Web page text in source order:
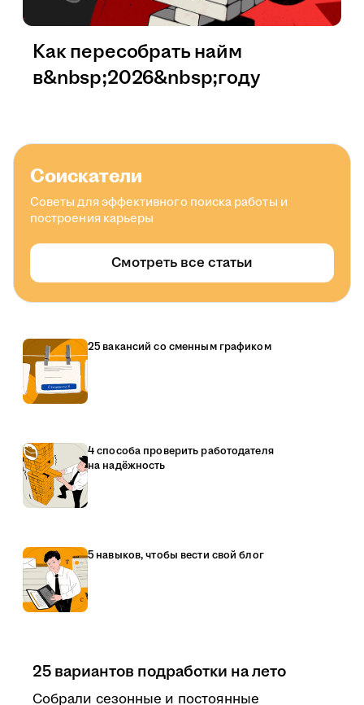
Как пересобрать найм
в&nbsp;2026&nbsp;году
Соискатели
Советы для эффективного поиска работы и
построения карьеры
Смотреть все статьи
25 вакансий со сменным графиком
4 способа проверить работодателя
на надёжность
5 навыков, чтобы вести свой блог
25 вариантов подработки на лето
Собрали сезонные и постоянные